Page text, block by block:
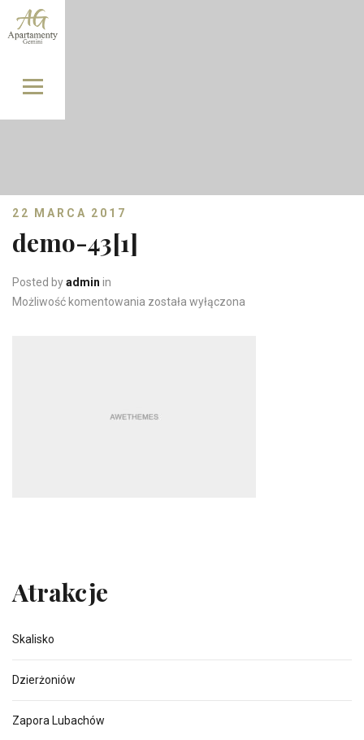
Skip to content
22 MARCA 2017
demo-43[1]
Posted byadmin in
Możliwość komentowania demo-43[1]
została wyłączona
Atrakcje
Skalisko
Dzierżoniów
Zapora Lubachów